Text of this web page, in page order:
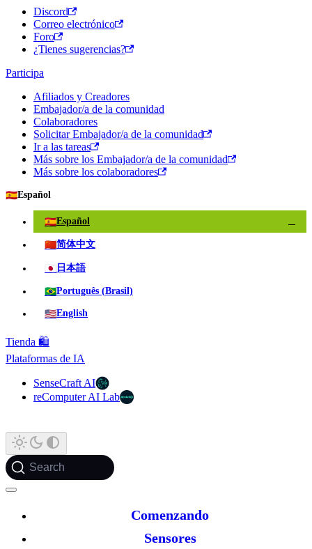
Discord
Correo electrónico
Foro
¿Tienes sugerencias?
Participa
Afiliados y Creadores
Embajador/a de la comunidad
Colaboradores
Solicitar Embajador/a de la comunidad
Ir a las tareas
Más sobre los Embajador/a de la comunidad
Más sobre los colaboradores
🇪🇸Español
🇪🇸Español
🇨🇳简体中文
🇯🇵 日本語
🇧🇷Português (Brasil)
🇺🇸English
Tienda 🛍️
Plataformas de IA
SenseCraft AI
reComputer AI Lab
Search
Comenzando
Sensores